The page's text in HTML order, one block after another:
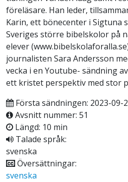
föreläsare. Han leder,
Karin, ett bönecenter i Sigtuna
Sveriges större bibelskolor på
elever
journalisten Sara Andersson
vecka i en Youtube- sändning
ett kristet perspektiv med stor
Första sändningen: 2023-09-
Avsnitt nummer: 51
Längd: 10 min
Talade språk:
svenska
Översättningar:
svenska